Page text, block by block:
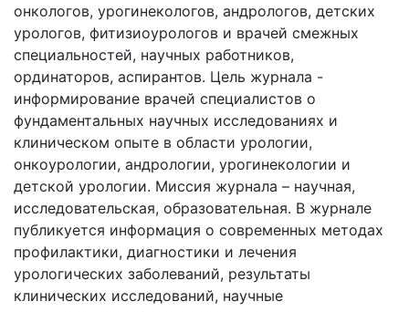
онкологов, урогинекологов, андрологов, детских
урологов, фитизиоурологов и врачей смежных
специальностей, научных работников,
ординаторов, аспирантов. Цель журнала -
информирование врачей специалистов о
фундаментальных научных исследованиях и
клиническом опыте в области урологии,
онкоурологии, андрологии, урогинекологии и
детской урологии. Миссия журнала – научная,
исследовательская, образовательная. В журнале
публикуется информация о современных методах
профилактики, диагностики и лечения
урологических заболеваний, результаты
клинических исследований, научные